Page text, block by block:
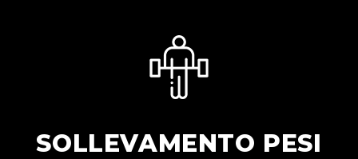
SOLLEVAMENTO PESI